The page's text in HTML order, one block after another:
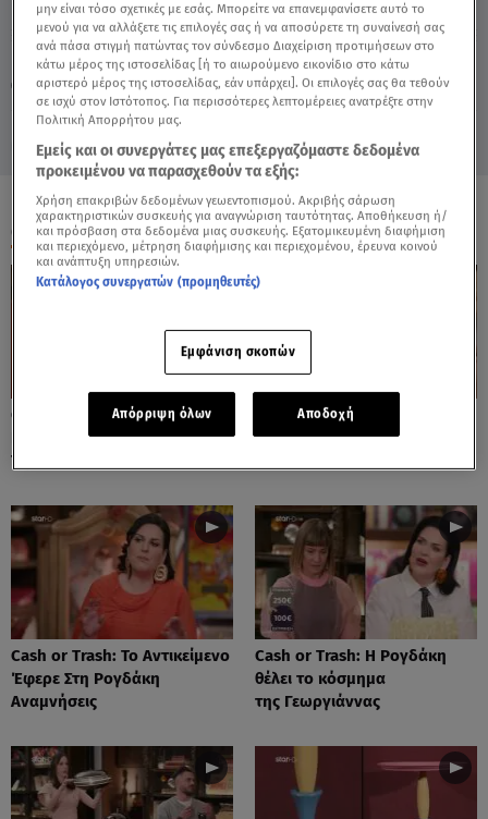
Κυριακή 9 Αυγούστου 2026
26.06.24, 00:45 MEDIA
ΟΛΑ ΤΑ ΒΙΝΤΕΟ
Cash or Trash: Η Μάρω
Κοντού Δημοπράτησε Πίνακά
Της!
Cash or Trash: Το Αντικείμενο
Που Ενθουσίασε Τη Χιωτίνη
Cash or Trash: Το Αντικείμενο
Έφερε Στη Ρογδάκη
Αναμνήσεις
Cash or Trash: Η Ρογδάκη
θέλει το κόσμημα
της Γεωργιάννας
μην είναι τόσο σχετικές με εσάς. Μπορείτε να επανεμφανίσετε αυτό το
μενού για να αλλάξετε τις επιλογές σας ή να αποσύρετε τη συναίνεσή σας
ανά πάσα στιγμή πατώντας τον σύνδεσμο Διαχείριση προτιμήσεων στο
κάτω μέρος της ιστοσελίδας [ή το αιωρούμενο εικονίδιο στο κάτω
αριστερό μέρος της ιστοσελίδας, εάν υπάρχει]. Οι επιλογές σας θα τεθούν
σε ισχύ στον Ιστότοπος. Για περισσότερες λεπτομέρειες ανατρέξτε στην
Πολιτική Απορρήτου μας.
Εμείς και οι συνεργάτες μας επεξεργαζόμαστε δεδομένα
προκειμένου να παρασχεθούν τα εξής:
Χρήση επακριβών δεδομένων γεωεντοπισμού. Ακριβής σάρωση
χαρακτηριστικών συσκευής για αναγνώριση ταυτότητας. Αποθήκευση ή/
και πρόσβαση στα δεδομένα μιας συσκευής. Εξατομικευμένη διαφήμιση
και περιεχόμενο, μέτρηση διαφήμισης και περιεχομένου, έρευνα κοινού
και ανάπτυξη υπηρεσιών.
Κατάλογος συνεργατών (προμηθευτές)
Εμφάνιση σκοπών
Απόρριψη όλων Αποδοχή